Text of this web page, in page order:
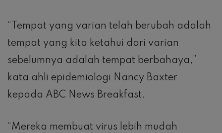
“Tempat yang varian telah berubah adalah
tempat yang kita ketahui dari varian
sebelumnya adalah tempat berbahaya,”
kata ahli epidemiologi Nancy Baxter
kepada ABC News Breakfast.
“Mereka membuat virus lebih mudah